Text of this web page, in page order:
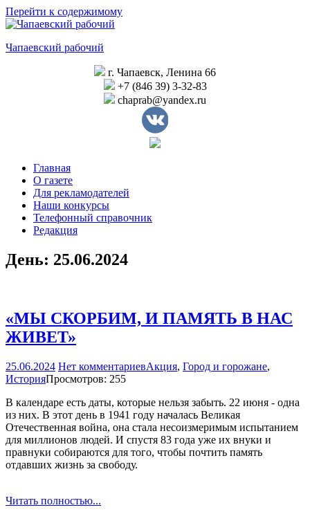
Перейти к содержимому
Чапаевский рабочий
г. Чапаевск, Ленина 66
+7 (846 39) 3-32-83
chaprab@yandex.ru
Главная
О газете
Для рекламодателей
Наши конкурсы
Телефонный справочник
Редакция
День: 25.06.2024
«МЫ СКОРБИМ, И ПАМЯТЬ В НАС
ЖИВЕТ»
25.06.2024 Нет комментариевАкция, Город и горожане,
ИсторияПросмотров: 255
В календаре есть даты, которые нельзя забыть. 22 июня - одна
из них. В этот день в 1941 году началась Великая
Отечественная война, она стала несоизмеримым испытанием
для миллионов людей. И спустя 83 года уже их внуки и
правнуки собираются для того, чтобы почтить память
отдавших жизнь за свободу.
Читать полностью...